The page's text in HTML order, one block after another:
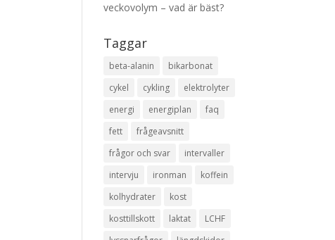
veckovolym – vad är bäst?
Taggar
beta-alanin
bikarbonat
cykel
cykling
elektrolyter
energi
energiplan
faq
fett
frågeavsnitt
frågor och svar
intervaller
intervju
ironman
koffein
kolhydrater
kost
kosttillskott
laktat
LCHF